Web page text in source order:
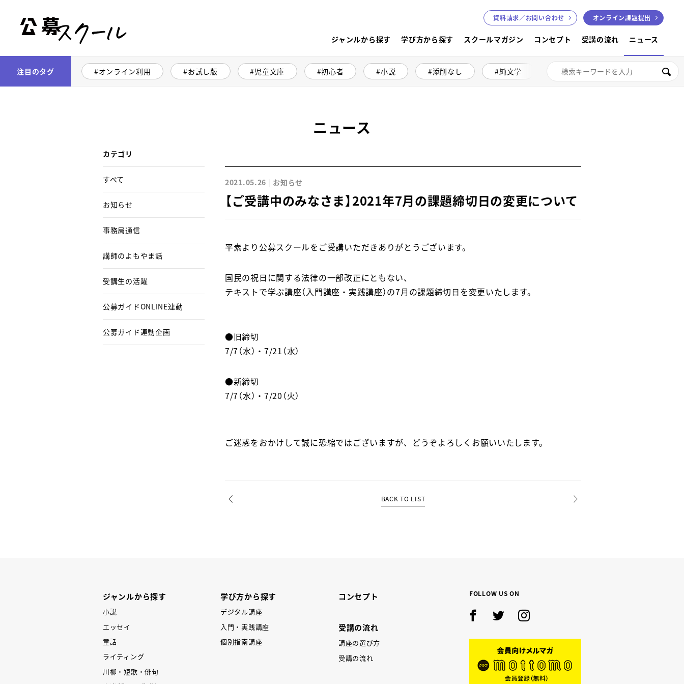
公募スクール
ジャンルから探す 学び方から探す スクールマガジン コンセプト 受講の流れ ニュース
資料請求／お問い合わせ オンライン課題提出
注目のタグ オンライン利用 お試し版 児童文庫 初心者 小説 添削なし 純文学 絵本講座 色鉛筆画
ニュース
カテゴリ
すべて
お知らせ
事務局通信
講師のよもやま話
受講生の活躍
公募ガイドONLINE連動
公募ガイド連動企画
2021.05.26 お知らせ
【ご受講中のみなさま】2021年7月の課題締切日の変更について
平素より公募スクールをご受講いただきありがとうございます。
国民の祝日に関する法律の一部改正にともない、
テキストで学ぶ講座（入門講座・実践講座）の7月の課題締切日を変更いたします。
●旧締切
7/7（水）・7/21（水）
●新締切
7/7（水）・7/20（火）
ご迷惑をおかけして誠に恐縮ではございますが、どうぞよろしくお願いいたします。
BACK TO LIST
ジャンルから探す
小説
エッセイ
童話
ライティング
川柳・短歌・俳句
学び方から探す
デジタル講座
入門・実践講座
個別指南講座
コンセプト
受講の流れ
講座の選び方
受講の流れ
FOLLOW US ON
Facebook
TwitterInstagram